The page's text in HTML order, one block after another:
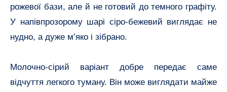
рожевої бази, але й не готовий до темного графіту.
У напівпрозорому шарі сіро-бежевий виглядає не
нудно, а дуже м’яко і зібрано.
Молочно-сірий варіант добре передає саме
відчуття легкого туману. Він може виглядати майже